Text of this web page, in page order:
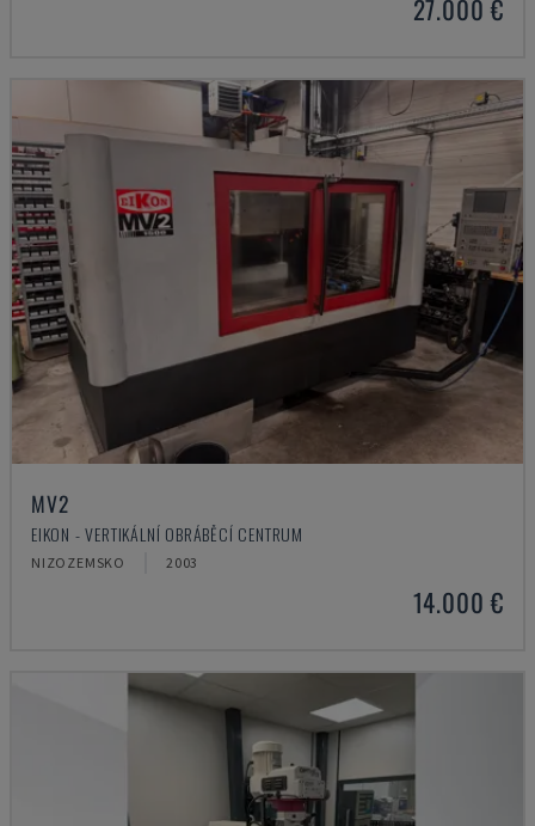
27.000 €
MV2
EIKON - VERTIKÁLNÍ OBRÁBĚCÍ CENTRUM
NIZOZEMSKO 2003
14.000 €